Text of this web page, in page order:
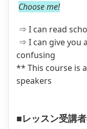
Choose me!
⇒ I can read
⇒ I can give you
confusing
** This course is
speakers
■レッスン受講